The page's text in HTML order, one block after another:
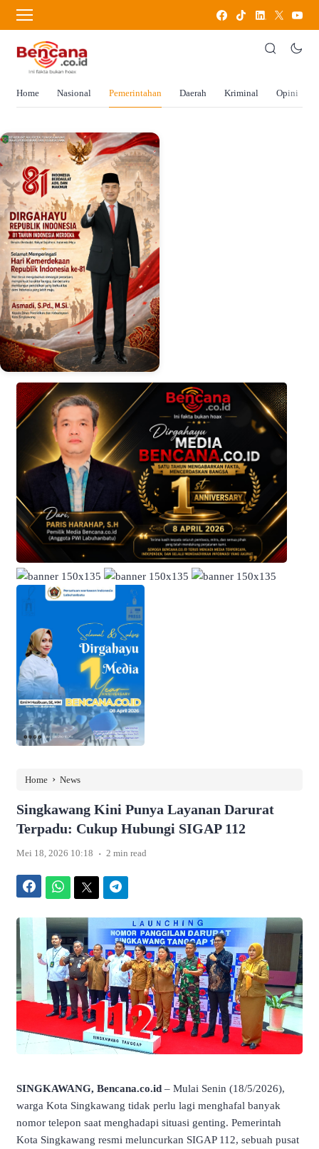
Home Nasional Pemerintahan Daerah Kriminal Opini
Home › News
Singkawang Kini Punya Layanan Darurat
Terpadu: Cukup Hubungi SIGAP 112
Mei 18, 2026 10:18 . 2 min read
SINGKAWANG, Bencana.co.id – Mulai Senin (18/5/2026),
warga Kota Singkawang tidak perlu lagi menghafal banyak
nomor telepon saat menghadapi situasi genting. Pemerintah
Kota Singkawang resmi meluncurkan SIGAP 112, sebuah pusat